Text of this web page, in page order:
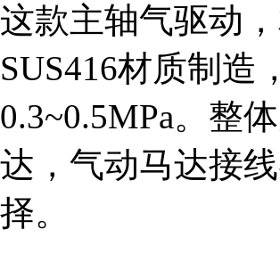
这款主轴气驱动
SUS416材质制造
0.3~0.5MPa。整
达，气动马达接
择。